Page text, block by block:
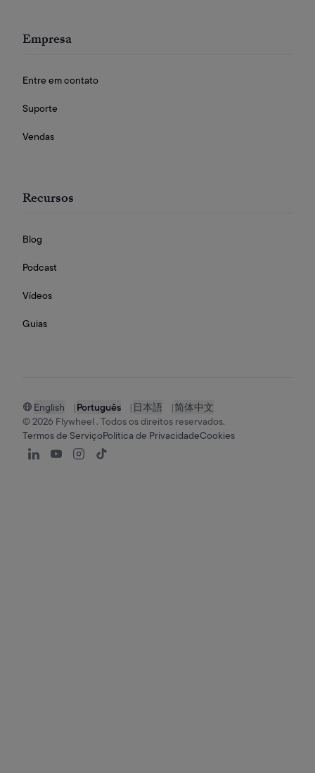
Empresa
Entre em contato
Suporte
Vendas
Recursos
Blog
Podcast
Vídeos
Guias
English |Português | 日本語 |简体中文
© 2026 Flywheel . Todos os direitos reservados.
Termos de ServiçoPolítica de PrivacidadeCookies